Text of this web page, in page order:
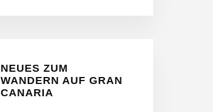
NEUES ZUM
WANDERN AUF GRAN
CANARIA